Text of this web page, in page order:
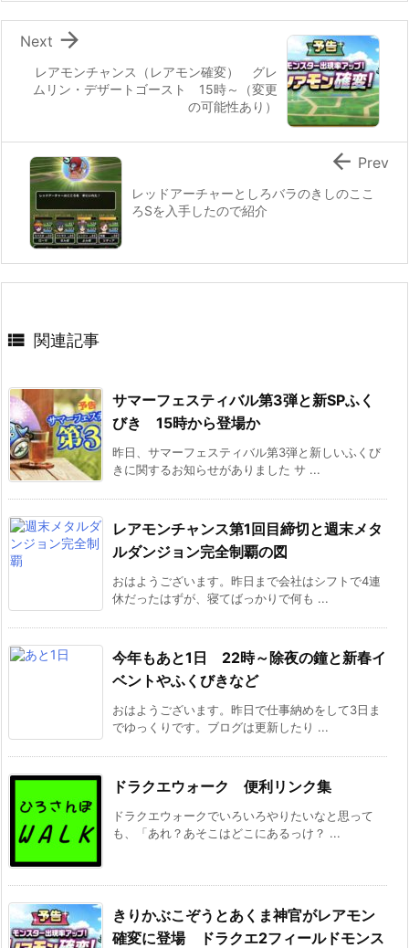
レアモンチャンス（レアモン確変） グレ
ムリン・デザートゴースト 15時～（変更
の可能性あり）

Next
レッドアーチャーとしろバラのきしのここ
ろSを入手したので紹介
 Prev
 関連記事
サマーフェスティバル第3弾と新SPふく
びき 15時から登場か
昨日、サマーフェスティバル第3弾と新しいふくび
きに関するお知らせがありました サ ...
レアモンチャンス第1回目締切と週末メタ
ルダンジョン完全制覇の図
おはようございます。昨日まで会社はシフトで4連
休だったはずが、寝てばっかりで何も ...
今年もあと1日 22時～除夜の鐘と新春イ
ベントやふくびきなど
おはようございます。昨日で仕事納めをして3日ま
でゆっくりです。ブログは更新したり ...
ドラクエウォーク 便利リンク集
ドラクエウォークでいろいろやりたいなと思って
も、「あれ？あそこはどこにあるっけ？ ...
きりかぶこぞうとあくま神官がレアモン
確変に登場 ドラクエ2フィールドモンス